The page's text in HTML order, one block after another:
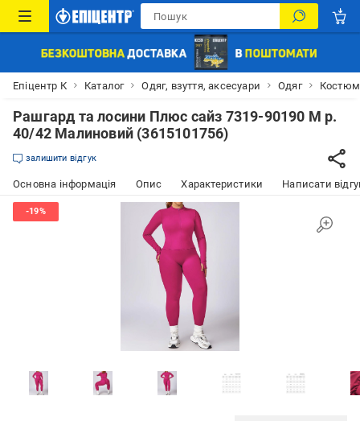
Епіцентр К Каталог Одяг, взуття, аксесуари Одяг
Рашгард та лосини Плюс сайз 7319-90190 M р.
40/42 Малиновий (3615101756)
залишити відгук
Основна інформація Опис Характеристики Написати